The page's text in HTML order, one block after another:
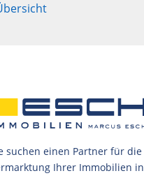
suchen einen Partner für die
Ihrer Immobilien in